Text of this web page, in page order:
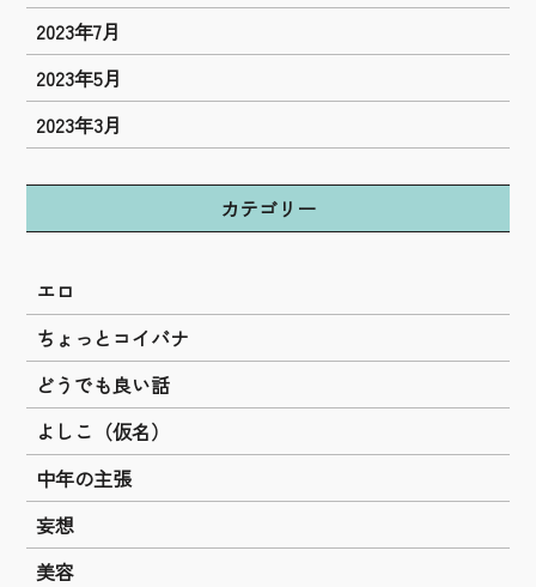
2023年7月
2023年5月
2023年3月
カテゴリー
エロ
ちょっとコイバナ
どうでも良い話
よしこ（仮名）
中年の主張
妄想
美容